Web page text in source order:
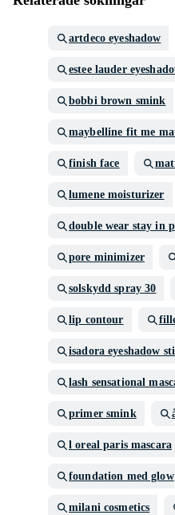
artdeco eyeshadow
estee lauder
bobbi brown smink
maybelline fit me
finish face
lumene moisturizer
double wear stay in
pore minimizer
solskydd spray 30
lip contour
isadora eyeshadow
lash sensational
primer smink
l oreal paris mascara
foundation med glow
milani cosmetics